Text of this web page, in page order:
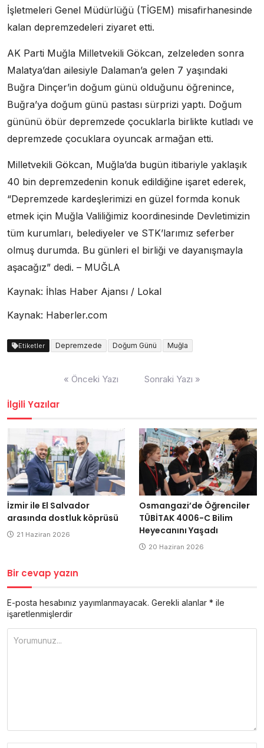
İşletmeleri Genel Müdürlüğü (TİGEM) misafirhanesinde
kalan depremzedeleri ziyaret etti.
AK Parti Muğla Milletvekili Gökcan, zelzeleden sonra
Malatya’dan ailesiyle Dalaman’a gelen 7 yaşındaki
Buğra Dinçer’in doğum günü olduğunu öğrenince,
Buğra’ya doğum günü pastası sürprizi yaptı. Doğum
gününü öbür depremzede çocuklarla birlikte kutladı ve
depremzede çocuklara oyuncak armağan etti.
Milletvekili Gökcan, Muğla’da bugün itibariyle yaklaşık
40 bin depremzedenin konuk edildiğine işaret ederek,
“Depremzede kardeşlerimizi en güzel formda konuk
etmek için Muğla Valiliğimiz koordinesinde Devletimizin
tüm kurumları, belediyeler ve STK’larımız seferber
olmuş durumda. Bu günleri el birliği ve dayanışmayla
aşacağız” dedi. – MUĞLA
Kaynak: İhlas Haber Ajansı / Lokal
Kaynak: Haberler.com
Etiketler Depremzede Doğum Günü Muğla
« Önceki Yazı Sonraki Yazı »
İlgili Yazılar
İzmir ile El Salvador
arasında dostluk köprüsü
21 Haziran 2026
Osmangazi’de Öğrenciler
TÜBİTAK 4006-C Bilim
Heyecanını Yaşadı
20 Haziran 2026
Bir cevap yazın
E-posta hesabınız yayımlanmayacak. Gerekli alanlar * ile
işaretlenmişlerdir